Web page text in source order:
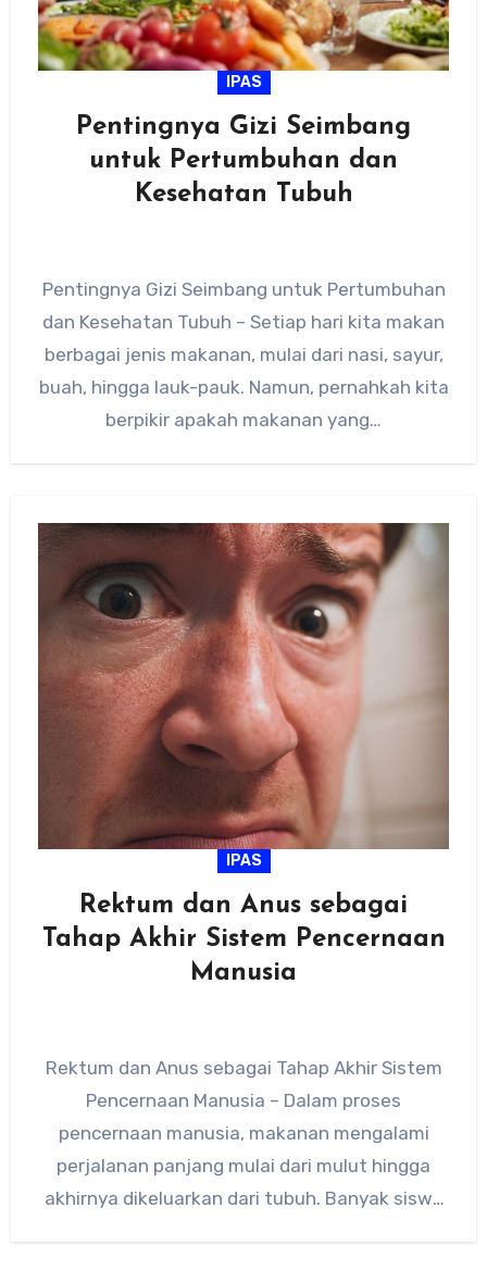
IPAS
Pentingnya Gizi Seimbang
untuk Pertumbuhan dan
Kesehatan Tubuh
Pentingnya Gizi Seimbang untuk Pertumbuhan
dan Kesehatan Tubuh – Setiap hari kita makan
berbagai jenis makanan, mulai dari nasi, sayur,
buah, hingga lauk-pauk. Namun, pernahkah kita
berpikir apakah makanan yang…
IPAS
Rektum dan Anus sebagai
Tahap Akhir Sistem Pencernaan
Manusia
Rektum dan Anus sebagai Tahap Akhir Sistem
Pencernaan Manusia – Dalam proses
pencernaan manusia, makanan mengalami
perjalanan panjang mulai dari mulut hingga
akhirnya dikeluarkan dari tubuh. Banyak siswa